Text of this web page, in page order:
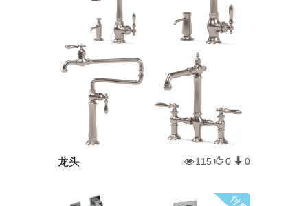
龙头 115 0 0